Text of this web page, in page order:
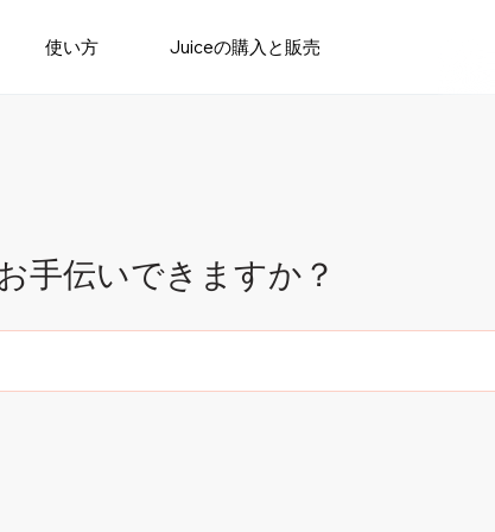
使い方 Juiceの購入と販売
手伝いできますか？